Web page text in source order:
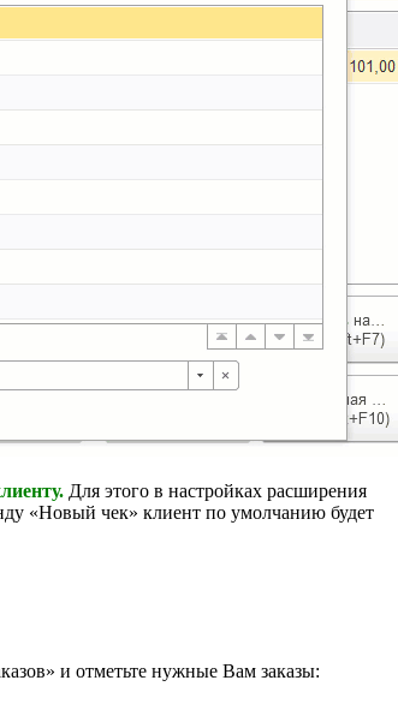
Для этого в настройках расширения
«Новый чек» клиент по умолчанию будет
и отметьте нужные Вам заказы: